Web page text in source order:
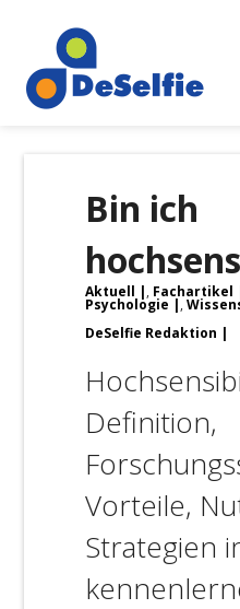
Magazin
Über uns
Newsletter
Bin ich
Aktuell , Fachartikel
Psychologie ,
DeSelfie Redaktion
Definition,
Vorteile,
Strategien